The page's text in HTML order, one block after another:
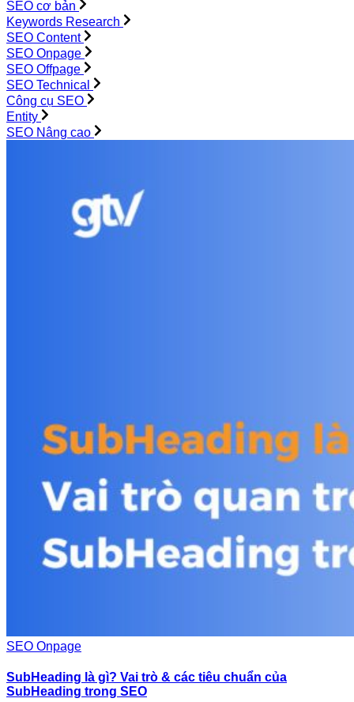
SEO cơ bản
Keywords Research
SEO Content
SEO Onpage
SEO Offpage
SEO Technical
Công cụ SEO
Entity
SEO Nâng cao
SEO Onpage
SubHeading là gì? Vai trò & các tiêu chuẩn của
SubHeading trong SEO